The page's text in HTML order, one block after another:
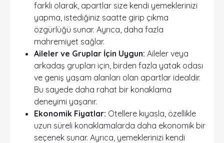
farklı olarak, apartlar size kendi yemeklerinizi
yapma, istediğiniz saatte girip çıkma
özgürlüğü sunar. Ayrıca, daha fazla
mahremiyet sağlar.
Aileler ve Gruplar İçin Uygun: Aileler veya
arkadaş grupları için, birden fazla yatak odası
ve geniş yaşam alanları olan apartlar idealdir.
Bu sayede daha rahat bir konaklama
deneyimi yaşanır.
Ekonomik Fiyatlar: Otellere kıyasla, özellikle
uzun süreli konaklamalarda daha ekonomik bir
seçenek sunar. Ayrıca, yemeklerinizi kendi